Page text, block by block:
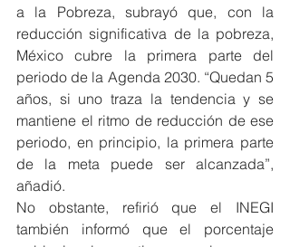
a la Pobreza, subrayó que, con la
reducción significativa de la pobreza,
México cubre la primera parte del
periodo de la Agenda 2030. “Quedan 5
años, si uno traza la tendencia y se
mantiene el ritmo de reducción de ese
periodo, en principio, la primera parte
de la meta puede ser alcanzada”,
añadió.
No obstante, refirió que el INEGI
también informó que el porcentaje